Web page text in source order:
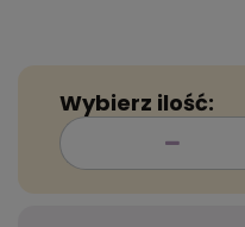
Wybierz ilość: